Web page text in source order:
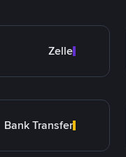
Zelle
Bank Transfer